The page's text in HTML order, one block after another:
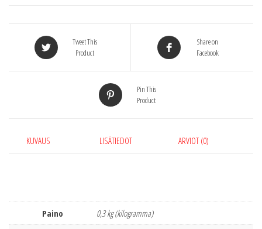
määrä
Tweet This
Product
Share on
Facebook
Pin This
Product
KUVAUS LISÄTIEDOT ARVIOT (0)
Paino
0,3 kg (kilogramma)